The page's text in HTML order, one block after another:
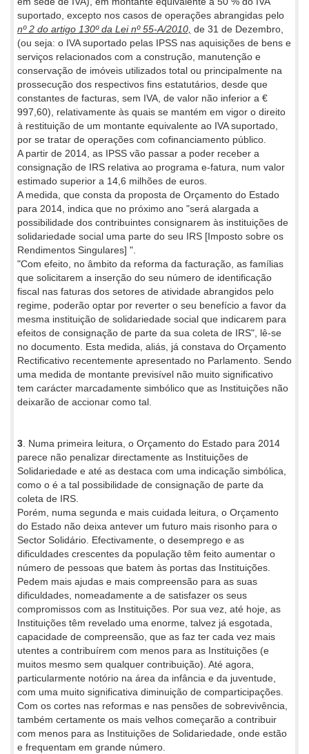
suportado, excepto nos casos de operações abrangidas pelo
nº 2 do artigo 130º da Lei nº 55-A/2010, de 31 de Dezembro,
(ou seja: o IVA suportado pelas IPSS nas aquisições de bens e
serviços relacionados com a construção, manutenção e
conservação de imóveis utilizados total ou principalmente na
prossecução dos respectivos fins estatutários, desde que
constantes de facturas, sem IVA, de valor não inferior a €
997,60), relativamente às quais se mantém em vigor o direito
à restituição de um montante equivalente ao IVA suportado,
por se tratar de operações com cofinanciamento público.
A partir de 2014, as IPSS vão passar a poder receber a
consignação de IRS relativa ao programa e-fatura, num valor
estimado superior a 14,6 milhões de euros.
A medida, que consta da proposta de Orçamento do Estado
para 2014, indica que no próximo ano "será alargada a
possibilidade dos contribuintes consignarem às instituições de
solidariedade social uma parte do seu IRS [Imposto sobre os
Rendimentos Singulares] ".
"Com efeito, no âmbito da reforma da facturação, as famílias
que solicitarem a inserção do seu número de identificação
fiscal nas faturas dos setores de atividade abrangidos pelo
regime, poderão optar por reverter o seu benefício a favor da
mesma instituição de solidariedade social que indicarem para
efeitos de consignação de parte da sua coleta de IRS", lê-se
no documento. Esta medida, aliás, já constava do Orçamento
Rectificativo recentemente apresentado no Parlamento. Sendo
uma medida de montante previsível não muito significativo
tem carácter marcadamente simbólico que as Instituições não
deixarão de accionar como tal.
3 . Numa primeira leitura, o Orçamento do Estado para 2014
parece não penalizar directamente as Instituições de
Solidariedade e até as destaca com uma indicação simbólica,
como o é a tal possibilidade de consignação de parte da
coleta de IRS.
Porém, numa segunda e mais cuidada leitura, o Orçamento
do Estado não deixa antever um futuro mais risonho para o
Sector Solidário. Efectivamente, o desemprego e as
dificuldades crescentes da população têm feito aumentar o
número de pessoas que batem às portas das Instituições.
Pedem mais ajudas e mais compreensão para as suas
dificuldades, nomeadamente a de satisfazer os seus
compromissos com as Instituições. Por sua vez, até hoje, as
Instituições têm revelado uma enorme, talvez já esgotada,
capacidade de compreensão, que as faz ter cada vez mais
utentes a contribuírem com menos para as Instituições (e
muitos mesmo sem qualquer contribuição). Até agora,
particularmente notório na área da infância e da juventude,
com uma muito significativa diminuição de comparticipações.
Com os cortes nas reformas e nas pensões de sobrevivência,
também certamente os mais velhos começarão a contribuir
com menos para as Instituições de Solidariedade, onde estão
e frequentam em grande número.